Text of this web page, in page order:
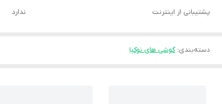
پشتیبانی از اینترنت ندارد
دسته‌بندی: گوشی های نوکیا